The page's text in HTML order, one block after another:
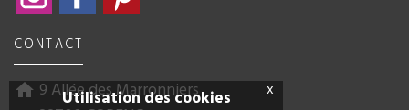
CONTACT
home 9 Allée des Marronniers
x
Utilisation des cookies